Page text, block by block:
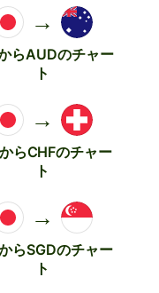
→
らAUDのチャー
ト
→
らCHFのチャー
ト
→
らSGDのチャー
ト